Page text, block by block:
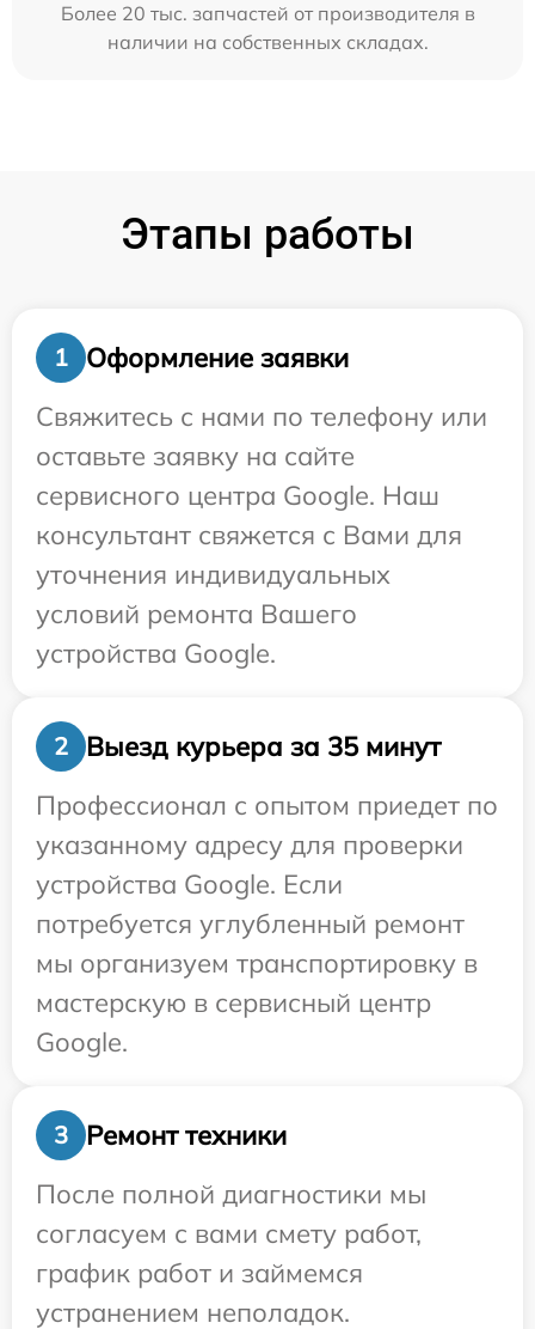
Более 20 тыс. запчастей от производителя в
наличии на собственных складах.
Этапы работы
1
Оформление заявки
Свяжитесь с нами по телефону или
оставьте заявку на сайте
сервисного центра Google. Наш
консультант свяжется с Вами для
уточнения индивидуальных
условий ремонта Вашего
устройства Google.
2
Выезд курьера за 35 минут
Профессионал с опытом приедет по
указанному адресу для проверки
устройства Google. Если
потребуется углубленный ремонт
мы организуем транспортировку в
мастерскую в сервисный центр
Google.
3
Ремонт техники
После полной диагностики мы
согласуем с вами смету работ,
график работ и займемся
устранением неполадок.